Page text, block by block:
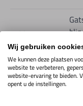
1M38.7.24
1M38.7.25
Wij gebruiken
We kunnen deze plaatsen
website te verbeteren,
website-ervaring te bieden.
opent u de instellingen.